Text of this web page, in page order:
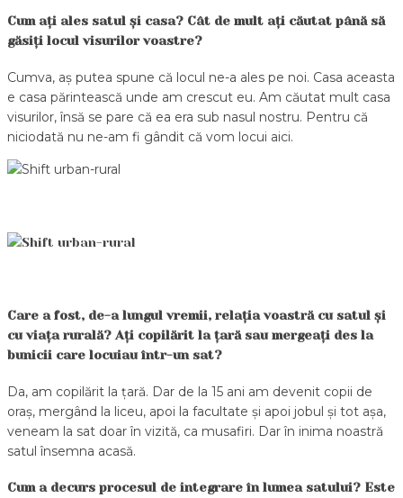
Cum ați ales satul și casa? Cât de mult ați căutat până să
găsiți locul visurilor voastre?
Cumva, aș putea spune că locul ne-a ales pe noi. Casa aceasta
e casa părintească unde am crescut eu. Am căutat mult casa
visurilor, însă se pare că ea era sub nasul nostru. Pentru că
niciodată nu ne-am fi gândit că vom locui aici.
Care a fost, de-a lungul vremii, relația voastră cu satul și
cu viața rurală? Ați copilărit la țară sau mergeați des la
bunicii care locuiau într-un sat?
Da, am copilărit la țară. Dar de la 15 ani am devenit copii de
oraș, mergând la liceu, apoi la facultate și apoi jobul și tot așa,
veneam la sat doar în vizită, ca musafiri. Dar în inima noastră
satul însemna acasă.
Cum a decurs procesul de integrare în lumea satului? Este